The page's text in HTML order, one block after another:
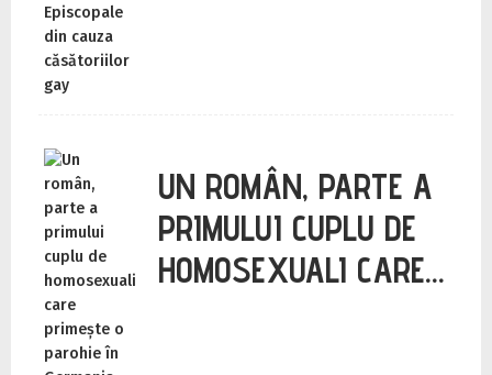
UN ROMÂN, PARTE A
PRIMULUI CUPLU DE
HOMOSEXUALI CARE…